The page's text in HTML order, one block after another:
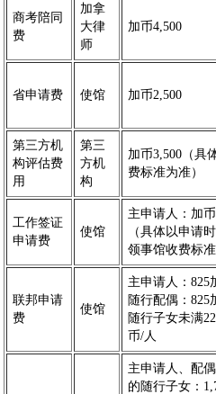
商考陪同
费
加拿
大律
师
加币4,500
省申请费 使馆 加币2,500
第三方机
构评估费
用
第三
方机
构
加币3,500（具
费标准为准）
工作签证
申请费
使馆
主申请人：加
（具体以申请
领事馆收费标准
联邦申请
费
使馆
主申请人：825
随行配偶：825
随行子女未满
币/人
主申请人、配
的随行子女：